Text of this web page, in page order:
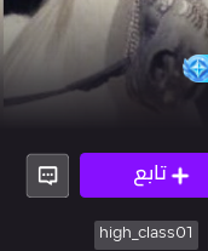
تابع
high_class01